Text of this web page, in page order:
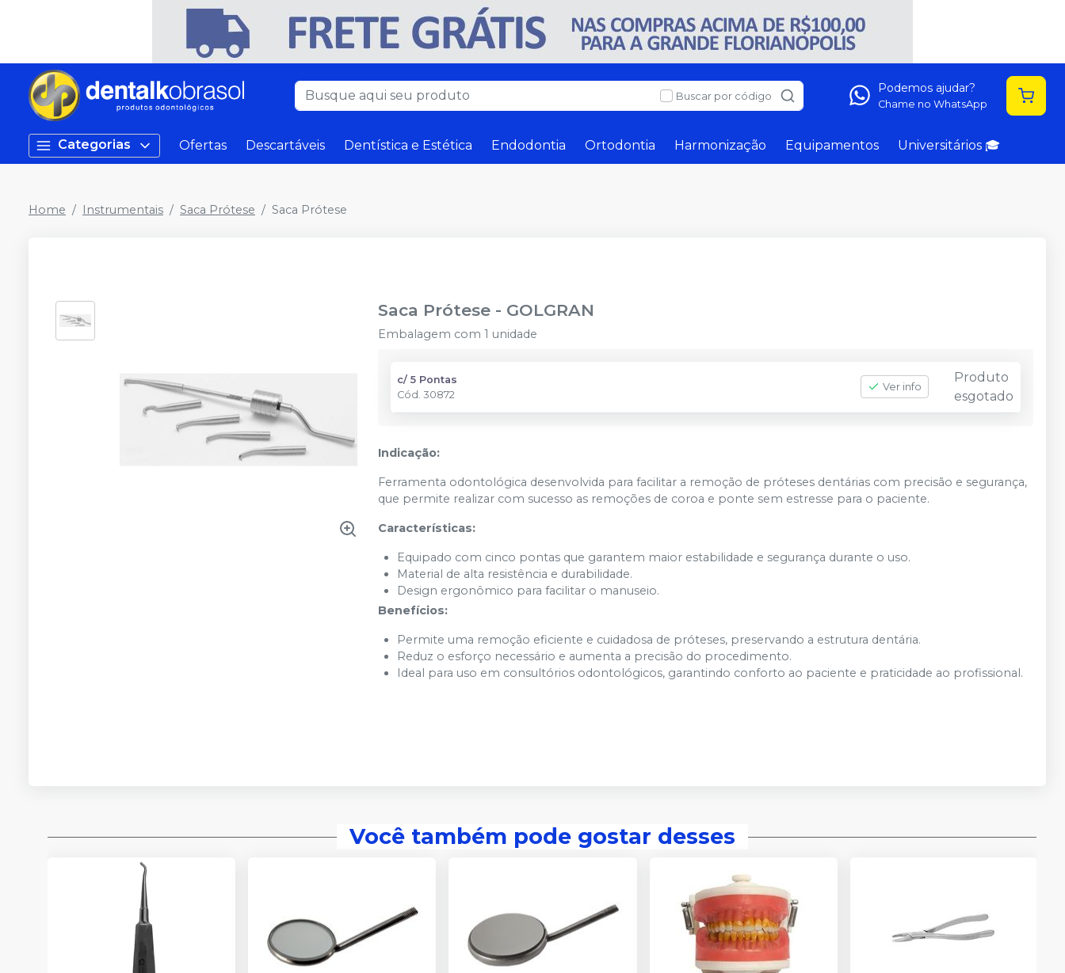
Buscar por código
Podemos ajudar?
Chame no WhatsApp
Categorias Ofertas Descartáveis Dentística e Estética Endodontia Ortodontia Harmonização Equipamentos Universitários 🎓
Home Instrumentais Saca Prótese Saca Prótese
Saca Prótese - GOLGRAN
Embalagem com 1 unidade
c/ 5 Pontas
Cód.30872
Ver info
Produto
esgotado
Indicação:
Ferramenta odontológica desenvolvida para facilitar a remoção de próteses dentárias com precisão e segurança,
que permite realizar com sucesso as remoções de coroa e ponte sem estresse para o paciente.
Características:
Equipado com cinco pontas que garantem maior estabilidade e segurança durante o uso.
Material de alta resistência e durabilidade.
Design ergonômico para facilitar o manuseio.
Benefícios:
Permite uma remoção eficiente e cuidadosa de próteses, preservando a estrutura dentária.
Reduz o esforço necessário e aumenta a precisão do procedimento.
Ideal para uso em consultórios odontológicos, garantindo conforto ao paciente e praticidade ao profissional.
Você também pode gostar desses